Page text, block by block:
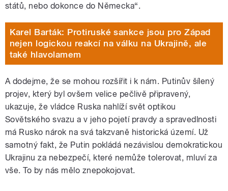
států, nebo dokonce do Německa“.
Karel Barták: Protiruské sankce jsou pro Západ
nejen logickou reakcí na válku na Ukrajině, ale
také hlavolamem
A dodejme, že se mohou rozšířit i k nám. Putinův šílený
projev, který byl ovšem velice pečlivě připravený,
ukazuje, že vládce Ruska nahlíží svět optikou
Sovětského svazu a v jeho pojetí pravdy a spravedlnosti
má Rusko nárok na svá takzvaně historická území. Už
samotný fakt, že Putin pokládá nezávislou demokratickou
Ukrajinu za nebezpečí, které nemůže tolerovat, mluví za
vše. To by nás mělo znepokojovat.